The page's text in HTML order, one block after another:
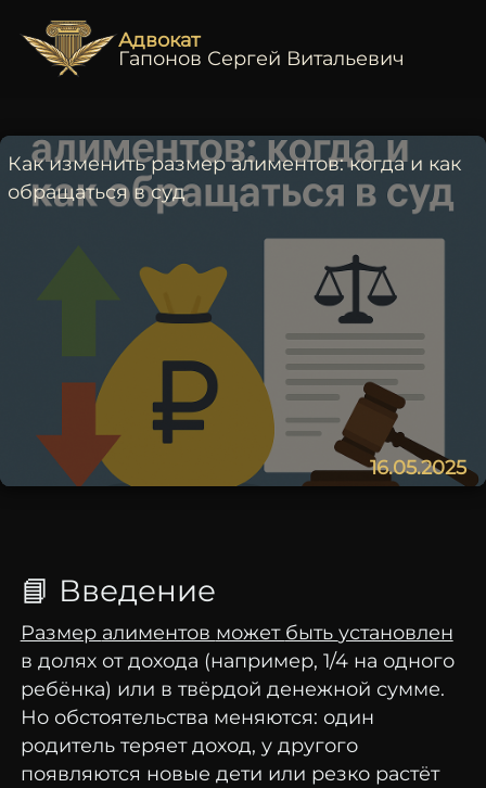
Адвокат
Гапонов Сергей Витальевич
16.05.2025
Как изменить размер алиментов: когда и как
обращаться в суд
📘 Введение
Размер алиментов может быть установлен
в долях отдохода (например, 1/4 на одного
ребёнка) или в твёрдой денежной сумме.
Но обстоятельства меняются: один
родитель теряетдоход, у другого
появляются новые дети или резко растёт